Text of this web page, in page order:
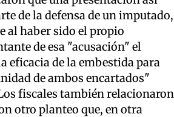
de la defensa de un imputado,
al haber sido el propio
de esa "acusación" el
eficacia de la embestida para
de ambos encartados"
fiscales también relacionaron
otro planteo que, en otra